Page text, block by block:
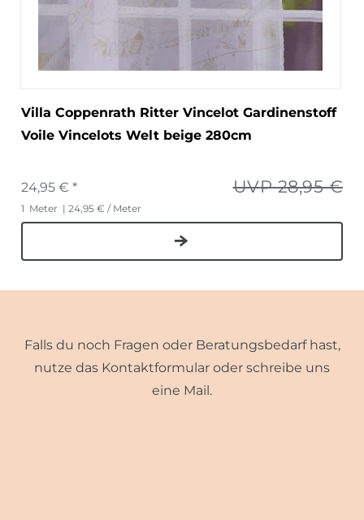
Villa Coppenrath Ritter Vincelot Gardinenstoff
Voile Vincelots Welt beige 280cm
UVP 28,95 €
24,95 € *
1 Meter | 24,95 € / Meter
Falls du noch Fragen oder Beratungsbedarf hast,
nutze das Kontaktformular oder schreibe uns
eine Mail.